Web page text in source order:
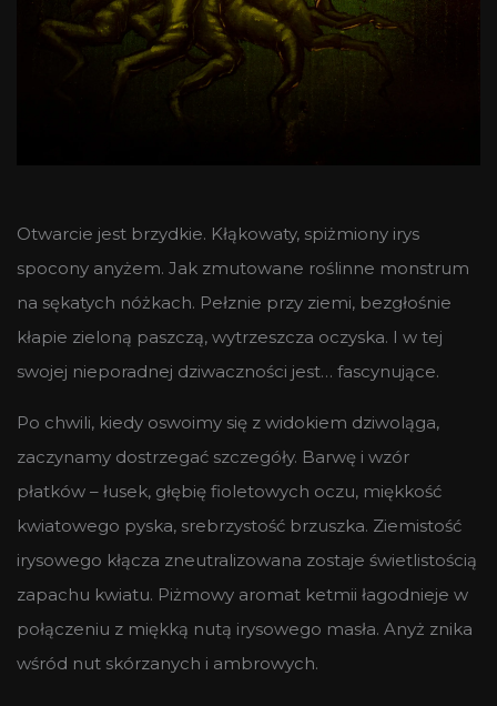
Otwarcie jest brzydkie. Kłąkowaty, spiżmiony irys
spocony anyżem. Jak zmutowane roślinne monstrum
na sękatych nóżkach. Pełznie przy ziemi, bezgłośnie
kłapie zieloną paszczą, wytrzeszcza oczyska. I w tej
swojej nieporadnej dziwaczności jest… fascynujące.
Po chwili, kiedy oswoimy się z widokiem dziwoląga,
zaczynamy dostrzegać szczegóły. Barwę i wzór
płatków – łusek, głębię fioletowych oczu, miękkość
kwiatowego pyska, srebrzystość brzuszka. Ziemistość
irysowego kłącza zneutralizowana zostaje świetlistością
zapachu kwiatu. Piżmowy aromat ketmii łagodnieje w
połączeniu z miękką nutą irysowego masła. Anyż znika
wśród nut skórzanych i ambrowych.